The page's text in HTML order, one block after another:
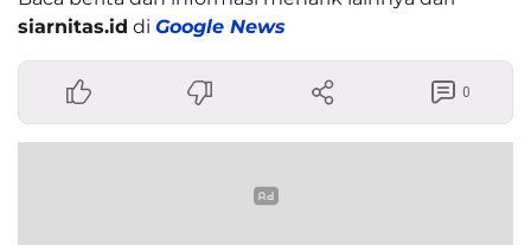
siarnitas.id di Google News
0